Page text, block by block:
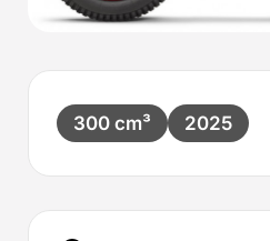
300 cm³ 2025